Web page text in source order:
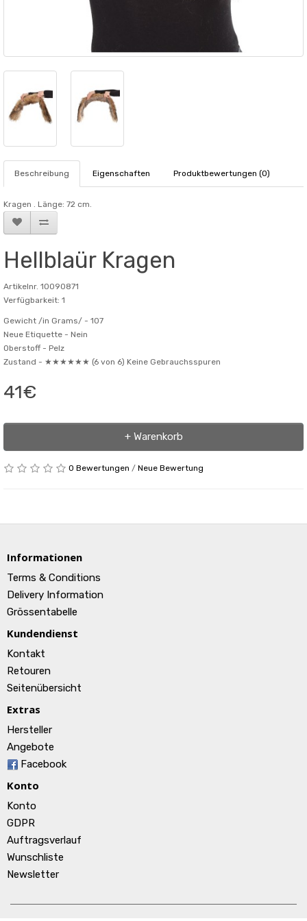
Beschreibung Eigenschaften Produktbewertungen (0)
Kragen . Länge: 72 cm.
Hellblaür Kragen
Artikelnr. 10090871
Verfügbarkeit: 1
Gewicht /in Grams/ - 107
Neue Etiquette - Nein
Oberstoff - Pelz
Zustand - ★★★★★★ (6 von 6) Keine Gebrauchsspuren
41€
+ Warenkorb
0 Bewertungen / Neue Bewertung
Informationen
Terms & Conditions
Delivery Information
Grössentabelle
Kundendienst
Kontakt
Retouren
Seitenübersicht
Extras
Hersteller
Angebote
Facebook
Konto
Konto
GDPR
Auftragsverlauf
Wunschliste
Newsletter